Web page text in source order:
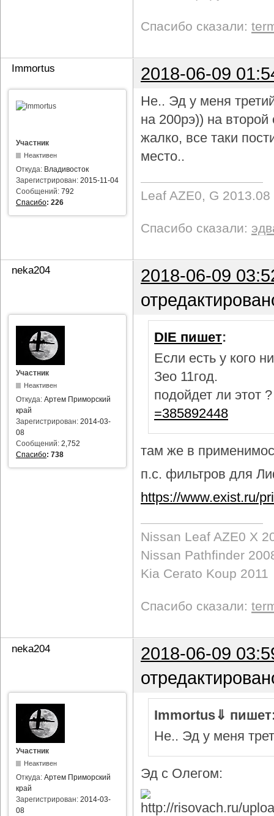
Спасибо сказали:
Immortus 2018-06-09
Участник
Неактивен
Откуда: Владивосток
Зарегистрирован: 2015-11-04
Сообщений: 792
Спасибо: 226
Не.. Эд у меня
на 200рэ)) на
жалко, все таки
место..
Leaf AZE0, G 2013.08
Спасибо сказали:
neka204
2018-06-09
Участник
Неактивен
Откуда: Артем Приморский
край
Зарегистрирован: 2014-03-
08
Сообщений: 2,752
Спасибо: 738
DIE пишет:
Если есть у кого
Зео 11год.
подойдет ли этот
=385892448
там же в
п.с. фильтров для
https://www.exist.ru/
Nissan Leaf AZE0 X
Nissan Pathfinder
Kia Cerato Koup 2011
Спасибо сказали:
neka204
2018-06-09
Участник
Неактивен
Откуда: Артем Приморский
край
Зарегистрирован: 2014-03-
08
Immortus⇓
Не.. Эд у меня
Эд с Олегом: